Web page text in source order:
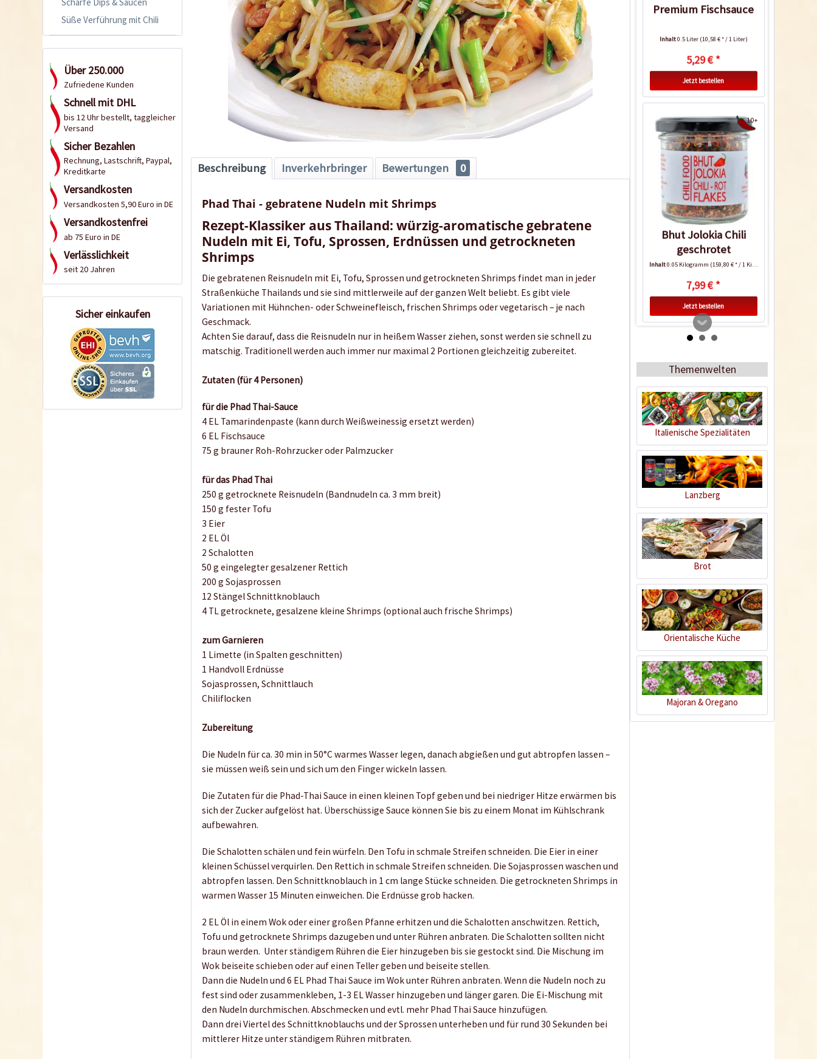
Süße Verführung mit Chili
Über 250.000
Zufriedene Kunden
Schnell mit DHL
bis 12 Uhr bestellt, taggleicher
Versand
Sicher Bezahlen
Rechnung, Lastschrift, Paypal,
Kreditkarte
Versandkosten
Versandkosten 5,90 Euro in DE
Versandkostenfrei
ab 75 Euro in DE
Verlässlichkeit
seit 20 Jahren
Sicher einkaufen
Beschreibung Inverkehrbringer Bewertungen 0
Phad Thai - gebratene Nudeln mit Shrimps
Rezept-Klassiker aus Thailand: würzig-aromatische gebratene
Nudeln mit Ei, Tofu, Sprossen, Erdnüssen und getrockneten
Shrimps
Die gebratenen Reisnudeln mit Ei, Tofu, Sprossen und getrockneten Shrimps findet man in jeder
Straßenküche Thailands und sie sind mittlerweile auf der ganzen Welt beliebt. Es gibt viele
Variationen mit Hühnchen- oder Schweinefleisch, frischen Shrimps oder vegetarisch – je nach
Geschmack.
Achten Sie darauf, dass die Reisnudeln nur in heißem Wasser ziehen, sonst werden sie schnell zu
matschig. Traditionell werden auch immer nur maximal 2 Portionen gleichzeitig zubereitet.
Zutaten (für 4 Personen)
für die Phad Thai-Sauce
4 EL Tamarindenpaste (kann durch Weißweinessig ersetzt werden)
6 EL Fischsauce
75 g brauner Roh-Rohrzucker oder Palmzucker
für das Phad Thai
250 g getrocknete Reisnudeln (Bandnudeln ca. 3 mm breit)
150 g fester Tofu
3 Eier
2 EL Öl
2 Schalotten
50 g eingelegter gesalzener Rettich
200 g Sojasprossen
12 Stängel Schnittknoblauch
4 TL getrocknete, gesalzene kleine Shrimps (optional auch frische Shrimps)
zum Garnieren
1 Limette (in Spalten geschnitten)
1 Handvoll Erdnüsse
Sojasprossen, Schnittlauch
Chiliflocken
Zubereitung
Die Nudeln für ca. 30 min in 50°C warmes Wasser legen, danach abgießen und gut abtropfen lassen –
sie müssen weiß sein und sich um den Finger wickeln lassen.
Die Zutaten für die Phad-Thai Sauce in einen kleinen Topf geben und bei niedriger Hitze erwärmen bis
sich der Zucker aufgelöst hat. Überschüssige Sauce können Sie bis zu einem Monat im Kühlschrank
aufbewahren.
Die Schalotten schälen und fein würfeln. Den Tofu in schmale Streifen schneiden. Die Eier in einer
kleinen Schüssel verquirlen. Den Rettich in schmale Streifen schneiden. Die Sojasprossen waschen und
abtropfen lassen. Den Schnittknoblauch in 1 cm lange Stücke schneiden. Die getrockneten Shrimps in
warmen Wasser 15 Minuten einweichen. Die Erdnüsse grob hacken.
2 EL Öl in einem Wok oder einer großen Pfanne erhitzen und die Schalotten anschwitzen. Rettich,
Tofu und getrocknete Shrimps dazugeben und unter Rühren anbraten. Die Schalotten sollten nicht
braun werden. Unter ständigem Rühren die Eier hinzugeben bis sie gestockt sind. Die Mischung im
Wok beiseite schieben oder auf einen Teller geben und beiseite stellen.
Dann die Nudeln und 6 EL Phad Thai Sauce im Wok unter Rühren anbraten. Wenn die Nudeln noch zu
fest sind oder zusammenkleben, 1-3 EL Wasser hinzugeben und länger garen. Die Ei-Mischung mit
den Nudeln durchmischen. Abschmecken und evtl. mehr Phad Thai Sauce hinzufügen.
Dann drei Viertel des Schnittknoblauchs und der Sprossen unterheben und für rund 30 Sekunden bei
mittlerer Hitze unter ständigem Rühren mitbraten.
Premium Fischsauce
Inhalt0.5 Liter (10,58 € * / 1 Liter)
5,29 € *
Jetzt bestellen
10+
Bhut Jolokia Chili
geschrotet
Inhalt0.05 Kilogramm (159,80 € * / 1 Kilogramm)
7,99 € *
Jetzt bestellen
Tamarindenpaste
Inhalt0.227 Kilogramm(14,49 € * / 1 Kilogramm)
3,29 € *
Ausverkauft
Pad Thai Sauce
Inhalt0.225 Kilogramm(14,62 € * / 1 Kilogramm)
Themenwelten
Italienische Spezialitäten
Lanzberg
Brot
Orientalische Küche
Majoran & Oregano